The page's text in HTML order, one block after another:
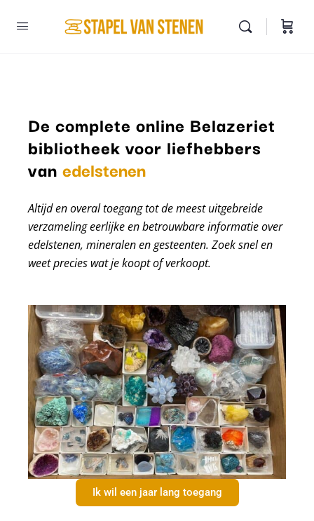
De complete online Belazeriet
bibliotheek voor liefhebbers
van edelstenen
mineralen
Altijd en overal toegang tot de meest uitgebreide
verzameling eerlijke en betrouwbare informatie over
edelstenen, mineralen en gesteenten. Zoek snel en
weet precies wat je koopt of verkoopt.
Ik wil een jaar lang toegang